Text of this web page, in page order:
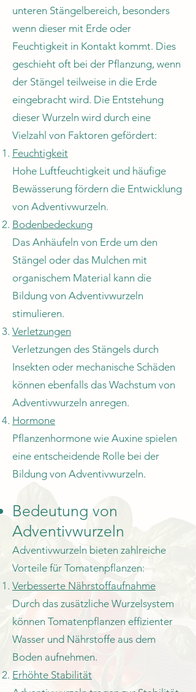
unteren Stängelbereich, besonders
wenn dieser mit Erde oder
Feuchtigkeit in Kontakt kommt. Dies
geschieht oft bei der Pflanzung, wenn
der Stängel teilweise in die Erde
eingebracht wird. Die Entstehung
dieser Wurzeln wird durch eine
Vielzahl von Faktoren gefördert:
Feuchtigkeit
Hohe Luftfeuchtigkeit und häufige
Bewässerung fördern die Entwicklung
von Adventivwurzeln.
Bodenbedeckung
Das Anhäufeln von Erde um den
Stängel oder das Mulchen mit
organischem Material kann die
Bildung von Adventivwurzeln
stimulieren.
Verletzungen
Verletzungen des Stängels durch
Insekten oder mechanische Schäden
können ebenfalls das Wachstum von
Adventivwurzeln anregen.
Hormone
Pflanzenhormone wie Auxine spielen
eine entscheidende Rolle bei der
Bildung von Adventivwurzeln.
Bedeutung von
Adventivwurzeln
Adventivwurzeln bieten zahlreiche
Vorteile für Tomatenpflanzen:
Verbesserte Nährstoffaufnahme
Durch das zusätzliche Wurzelsystem
können Tomatenpflanzen effizienter
Wasser und Nährstoffe aus dem
Boden aufnehmen.
Erhöhte Stabilität